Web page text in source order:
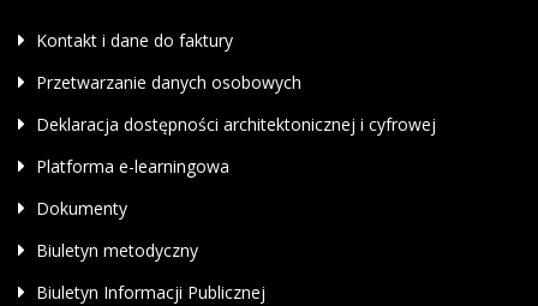
Kontakt i dane do faktury
Przetwarzanie danych osobowych
Deklaracja dostępności architektonicznej i cyfrowej
Platforma e-learningowa
Dokumenty
Biuletyn metodyczny
Biuletyn Informacji Publicznej